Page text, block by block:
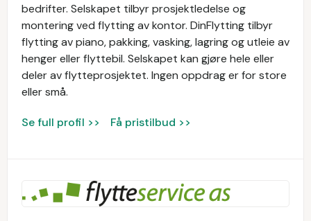
bedrifter. Selskapet tilbyr prosjektledelse og
montering ved flytting av kontor. DinFlytting tilbyr
flytting av piano, pakking, vasking, lagring og utleie av
henger eller flyttebil. Selskapet kan gjøre hele eller
deler av flytteprosjektet. Ingen oppdrag er for store
eller små.
Se full profil >> Få pristilbud >>